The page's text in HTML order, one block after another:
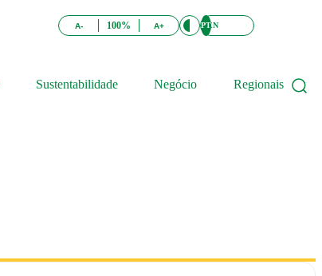
A- 100% A+ PTEN
Sustentabilidade Negócio Regionais